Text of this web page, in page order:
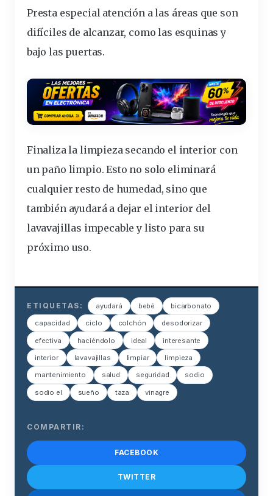
Presta especial atención a las áreas que son
difíciles de alcanzar, como las esquinas y
bajo las puertas.
Finaliza la limpieza secando el interior con
un paño limpio. Esto no solo eliminará
cualquier resto de humedad, sino que
también ayudará a dejar el interior del
lavavajillas impecable y listo para su
próximo uso.
ETIQUETAS: ayudará bebé bicarbonato
capacidad ciclo colchón desodorizar
efectiva haciéndolo ideal interesante
interior lavavajillas limpiar limpieza
mantenimiento salud seguridad sodio
sodio el sueño taza vinagre
COMPARTIR:
FACEBOOK
TWITTER